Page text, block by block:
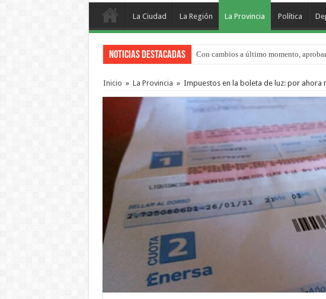
La Ciudad La Región La Provincia Política
Noticias Destacadas Con cambios a último momento,
Adopción en Entre Ríos: el 35% de los
Inicio » La Provincia » Impuestos en la boleta de luz: por ahora